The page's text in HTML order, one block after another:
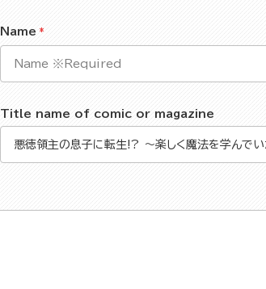
Name
Title name of comic or magazine